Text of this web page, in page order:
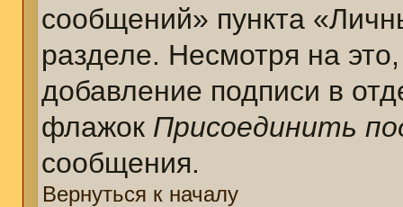
сообщений» пункта
разделе. Несмотря на
добавление подписи в
флажок Присоединить
сообщения.
Вернуться к началу